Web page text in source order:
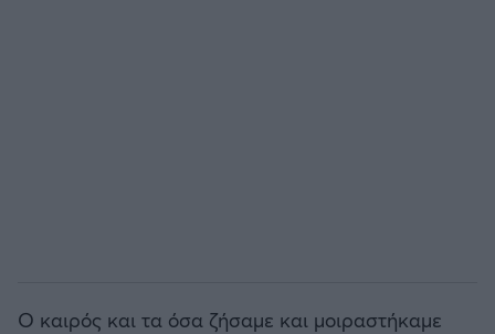
Ο καιρός και τα όσα ζήσαμε και μοιραστήκαμε